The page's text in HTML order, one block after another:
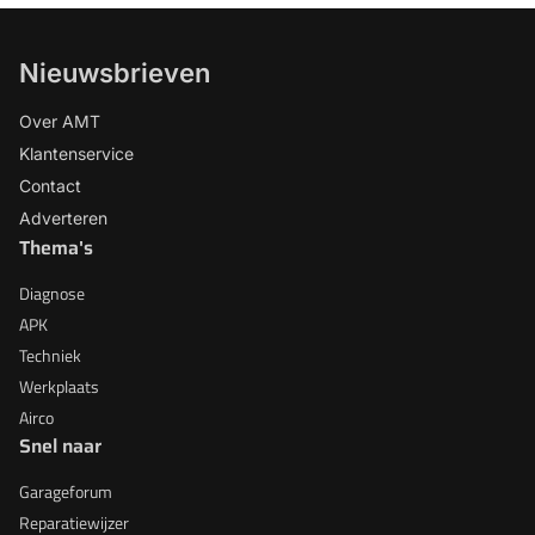
Nieuwsbrieven
Over AMT
Klantenservice
Contact
Adverteren
Thema's
Diagnose
APK
Techniek
Werkplaats
Airco
Snel naar
Garageforum
Reparatiewijzer